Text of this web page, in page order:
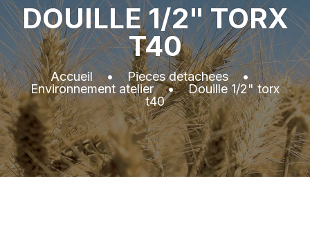
DOUILLE 1/2" TORX
T40
Accueil•Pieces detachees•
Environnement atelier•Douille 1/2" torx
t40